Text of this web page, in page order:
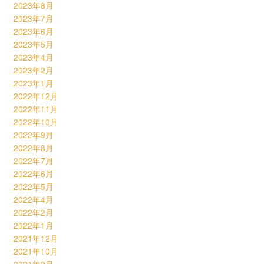
2023年8月
2023年7月
2023年6月
2023年5月
2023年4月
2023年2月
2023年1月
2022年12月
2022年11月
2022年10月
2022年9月
2022年8月
2022年7月
2022年6月
2022年5月
2022年4月
2022年2月
2022年1月
2021年12月
2021年10月